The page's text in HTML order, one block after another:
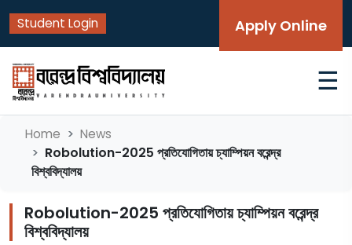
Student Login Apply Online
☰
Home News
Robolution-2025 প্রতিযোগিতায় চ্যাম্পিয়ন বরেন্দ্র
বিশ্ববিদ্যালয়
Robolution-2025 প্রতিযোগিতায় চ্যাম্পিয়ন বরেন্দ্র
বিশ্ববিদ্যালয়